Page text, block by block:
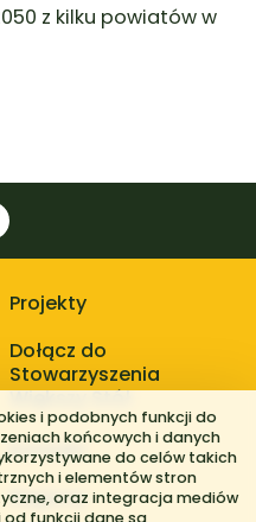
z kilku powiatów w
Projekty
Dołącz do
Stowarzyszenia
Większy Stół
Kontakt
Regiony
i podobnych funkcji do
końcowych i danych
do celów takich
i elementów stron
oraz integracja mediów